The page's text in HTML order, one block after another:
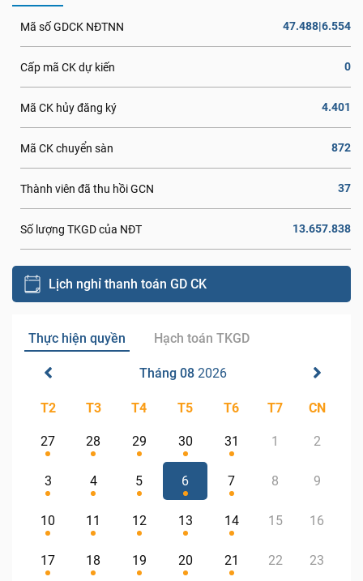
Mã số GDCK NĐTNN 47.488|6.554
Cấp mã CK dự kiến 0
Mã CK hủy đăng ký 4.401
Mã CK chuyển sàn 872
Thành viên đã thu hồi GCN 37
Số lượng TKGD của NĐT 13.657.838
Lịch nghỉ thanh toán GD CK
Thực hiện quyền Hạch toán TKGD
Tháng 08 2026
T2 T3 T4 T5 T6 T7 CN
27 28 29 30 31 1 2
3 4 5 6 7 8 9
10 11 12 13 14 15 16
17 18 19 20 21 22 23